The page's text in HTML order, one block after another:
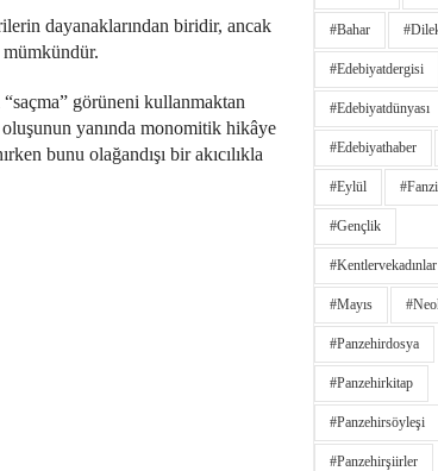
dayanaklarından biridir, ancak
görüneni kullanmaktan
yanında monomitik hikâye
bunu olağandışı bir akıcılıkla
#bahar
#edebiyatdergisi
#edebiyatdünyası
#edebiyathaber
#eylül
#gençlik
#kentlervekadınlar
#Mayıs
#panzehirdosya
#panzehirkitap
#panzehirsöyleşi
#panzehirşiirler